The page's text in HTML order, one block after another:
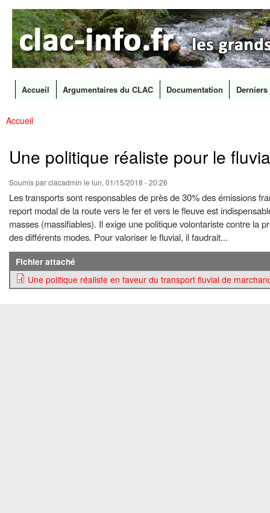
CLAC
Info
Les
grands
canaux
en
Menu principal
Accueil Argumentaires du CLAC Documentation
Accueil
Une politique réaliste pour le
Soumis parclacadmin le lun, 01/15/2018 - 20:26
Les transports sont responsables de près de 30% des émissions
report modal de la route vers le fer et vers le fleuve est
masses (massifiables). Il exige une politique volontariste contre la
des différents modes. Pour valoriser le fluvial, il faudrait...
Fichier attaché
Une politique réaliste en faveur du transport fluvial de